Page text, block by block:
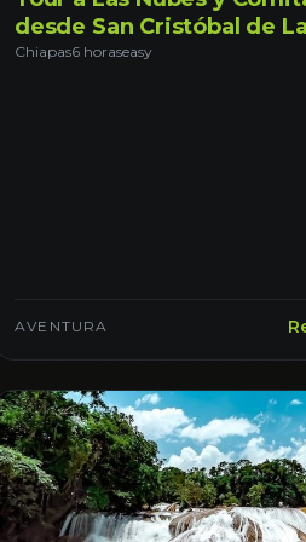
desde San Cristóbal de
Chiapas.
Chiapas6 horaseasy
AVENTURA